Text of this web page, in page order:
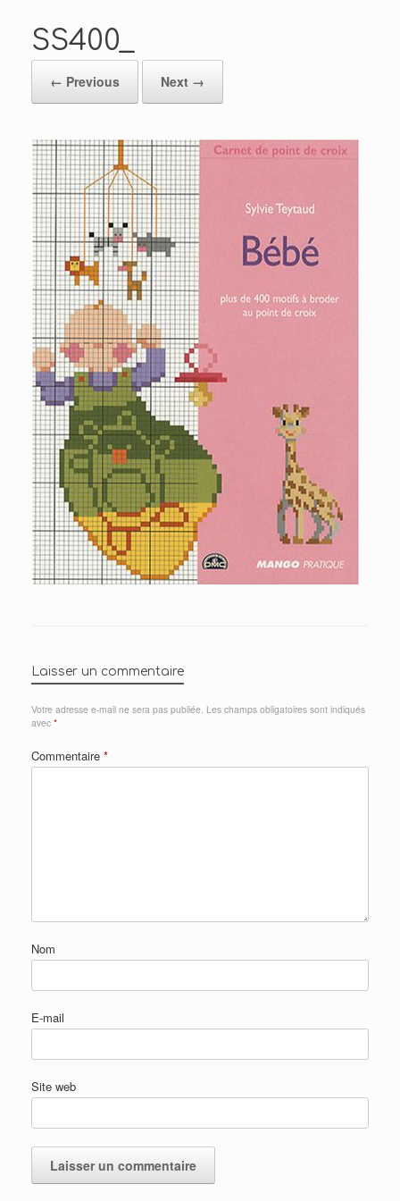
SS400_
← Previous Next →
Laisser un commentaire
Votre adresse e-mail ne sera pas publiée. Les champs obligatoires sont indiqués
avec *
Commentaire *
Nom
E-mail
Site web